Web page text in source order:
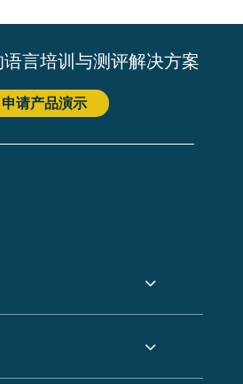
言培训与测评解决方案
申请产品演示